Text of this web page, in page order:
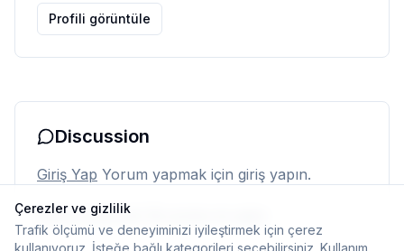
Profili görüntüle
Discussion
Giriş Yap Yorum yapmak için giriş yapın.
Henüz yorum yok. İlk yorumu siz yapın.
Çerezler ve gizlilik
Trafik ölçümü ve deneyiminizi iyileştirmek için çerez
kullanıyoruz. İsteğe bağlı kategorileri seçebilirsiniz. Kullanım